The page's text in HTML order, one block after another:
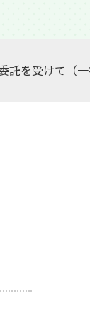
託を受けて（